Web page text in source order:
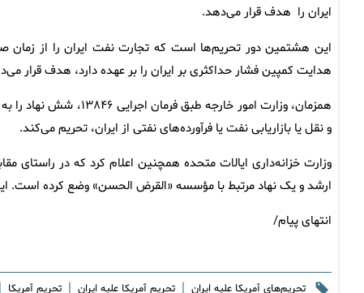
ایران را هدف قرار می‌دهد.
هدایت کمپین فشار حداکثری بر ایران را بر عهده دارد، هدف قرار
همزمان، وزارت امور
و نقل یا بازاریابی نفت یا فرآورده‌های نفتی از ایران، تحریم می‌کند.
وزارت خزانه‌داری ایالات متحده همچنین اعلام کرد که در راستای
ارشد و یک نهاد مرتبط با مؤسسه «القرض الحسن» وضع کرده است.
انتهای پیام/
تحریم‌های آمریکا علیه ایران | تحریم‌ آمریکا علیه ایران | تحریم آمریکا |